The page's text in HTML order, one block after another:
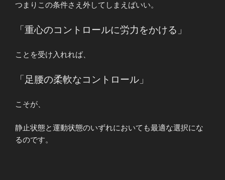
つまりこの条件さえ外してしまえばいい。
「重心のコントロールに労力をかける」
ことを受け入れれば、
「足腰の柔軟なコントロール」
こそが、
静止状態と運動状態のいずれにおいても最適な選択にな
るのです。